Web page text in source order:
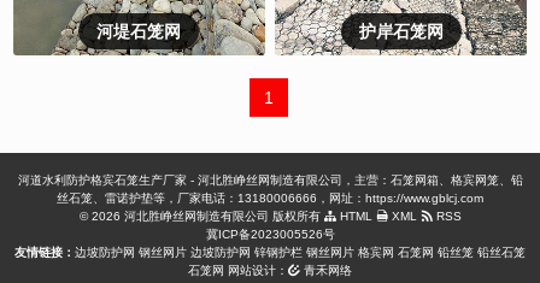
河堤石笼网 护岸石笼网
1
河道水利防护格宾石笼生产厂家 - 河北胜峥丝网制造有限公司，主营：石笼网箱、格宾网笼、铅
丝石笼、雷诺护垫等，厂家电话：13180006666，网址：https://www.gblcj.com
© 2026 河北胜峥丝网制造有限公司 版权所有
HTML XML
RSS
冀ICP备2023005526号
友情链接： 边坡防护网 钢丝网片 边坡防护网 锌钢护栏 钢丝网片 格宾网 石笼网 铅丝笼 铅丝石笼
石笼网 网站设计： 青禾网络